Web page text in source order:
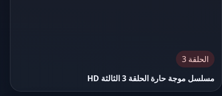
الحلقة 3
مسلسل موجة حارة الحلقة 3 الثالثة HD